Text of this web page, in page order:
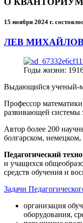
15 ноября 2024 г.
ЛЕВ
Годы жизни:
Выдающийся ученый-
Профессор
развивающей системы
Автор более 200
болгарском,
Педагогический
и учащихся
средств обучения и
Задачи
организация
оборудования,